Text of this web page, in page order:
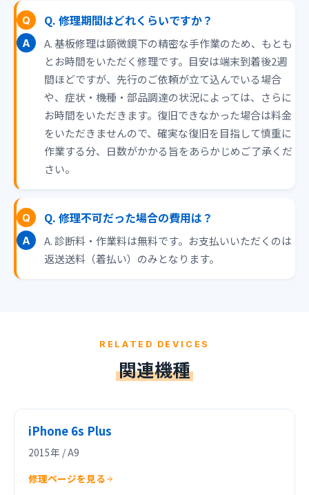
Q. 修理期間はどれくらいですか？
A. 基板修理は顕微鏡下の精密な手作業のため、もとも
とお時間をいただく修理です。目安は端末到着後2週
間ほどですが、先行のご依頼が立て込んでいる場合
や、症状・機種・部品調達の状況によっては、さらに
お時間をいただきます。復旧できなかった場合は料金
をいただきませんので、確実な復旧を目指して慎重に
作業する分、日数がかかる旨をあらかじめご了承くだ
さい。
Q. 修理不可だった場合の費用は？
A. 診断料・作業料は無料です。お支払いいただくのは
返送送料（着払い）のみとなります。
RELATED DEVICES
関連機種
iPhone 6s Plus
2015年 / A9
修理ページを見る